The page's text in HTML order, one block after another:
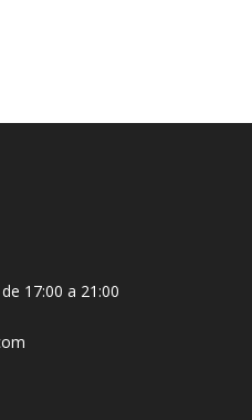
17:00 a 21:00